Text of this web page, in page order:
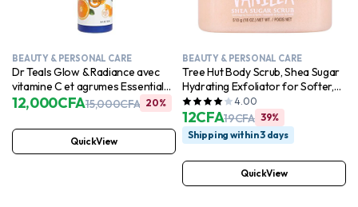
BEAUTY & PERSONAL CARE
Dr Teals Glow & Radiance avec
vitamine C et agrumes Essential
Oils Body Lotion 530ml
15,000CFA
12,000CFA 20%
QuickView
BEAUTY & PERSONAL CARE
Tree Hut Body Scrub, Shea Sugar
Hydrating Exfoliator for Softer,
Smoother Skin, Vanilla, 18 oz
4.00
19CFA
12CFA
39%
Shipping within 3 days
QuickView